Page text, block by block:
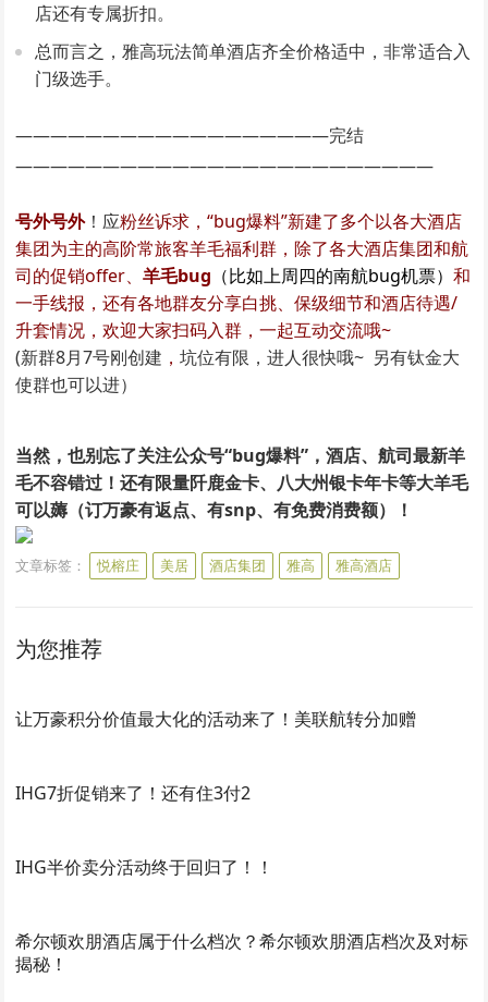
店还有专属折扣。
总而言之，雅高玩法简单酒店齐全价格适中，非常适合入
门级选手。
——————————————————完结
————————————————————————
号外号外！应粉丝诉求，“bug爆料”新建了多个以各大酒店
集团为主的高阶常旅客羊毛福利群，除了各大酒店集团和航
司的促销offer、羊毛bug （比如上周四的南航bug机票）和
一手线报，还有各地群友分享白挑、保级细节和酒店待遇/
升套情况，欢迎大家扫码入群，一起互动交流哦~
(新群8月7号刚创建 ，坑位有限，进人很快哦~ 另有钛金大
使群也可以进）
当然，也别忘了关注公众号“bug爆料”，酒店、航司最新羊
毛不容错过！还有限量阡鹿金卡、八大州银卡年卡等大羊毛
可以薅（订万豪有返点、有snp、有免费消费额）！
文章标签： 悦榕庄 美居 酒店集团 雅高 雅高酒店
为您推荐
让万豪积分价值最大化的活动来了！美联航转分加赠
IHG7折促销来了！还有住3付2
IHG半价卖分活动终于回归了！！
希尔顿欢朋酒店属于什么档次？希尔顿欢朋酒店档次及对标
揭秘！